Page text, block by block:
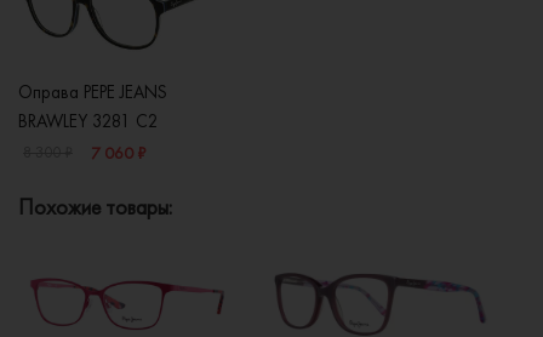
Оправа PEPE JEANS
BRAWLEY 3281 C2
7 060 ₽
Похожие товары: